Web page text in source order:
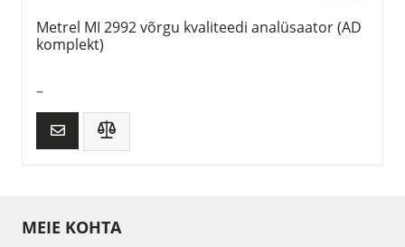
Metrel MI 2992 võrgu kvaliteedi analüsaator (AD
komplekt)
–
MEIE KOHTA